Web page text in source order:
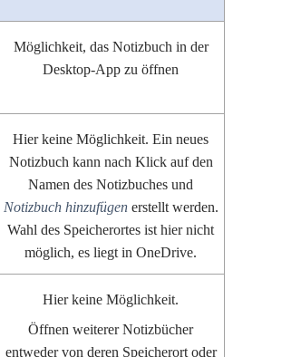
Möglichkeit, das Notizbuch in der
Desktop-App zu öffnen
Hier keine Möglichkeit. Ein neues
Notizbuch kann nach Klick auf den
Namen des Notizbuches und
Notizbuch hinzufügen erstellt werden.
Wahl des Speicherortes ist hier nicht
möglich, es liegt in OneDrive.
Hier keine Möglichkeit.
Öffnen weiterer Notizbücher
entweder von deren Speicherort oder